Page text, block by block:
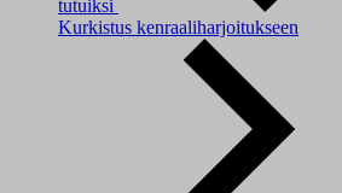
tutuiksi
Kurkistus kenraaliharjoitukseen